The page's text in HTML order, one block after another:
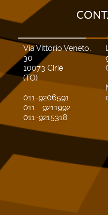
Via Vittorio Veneto,
30
10073 Ciriè
(TO)
011-9206591
011 - 9211992
011-9215318